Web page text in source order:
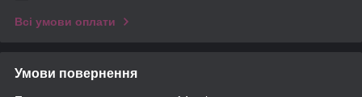
Всі умови оплати
Умови повернення